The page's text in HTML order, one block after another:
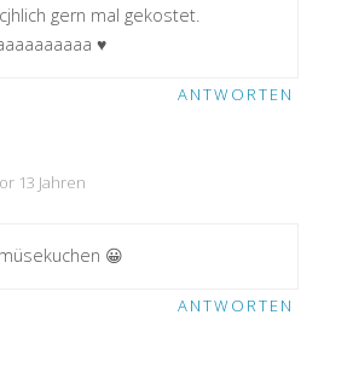
gern mal gekostet.
♥
ANTWORTEN
13 Jahren
😀
ANTWORTEN